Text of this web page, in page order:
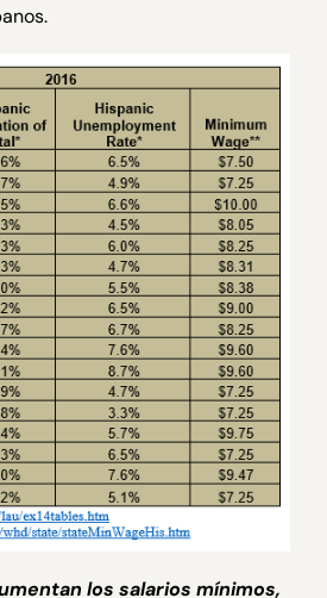
los salarios mínimos,